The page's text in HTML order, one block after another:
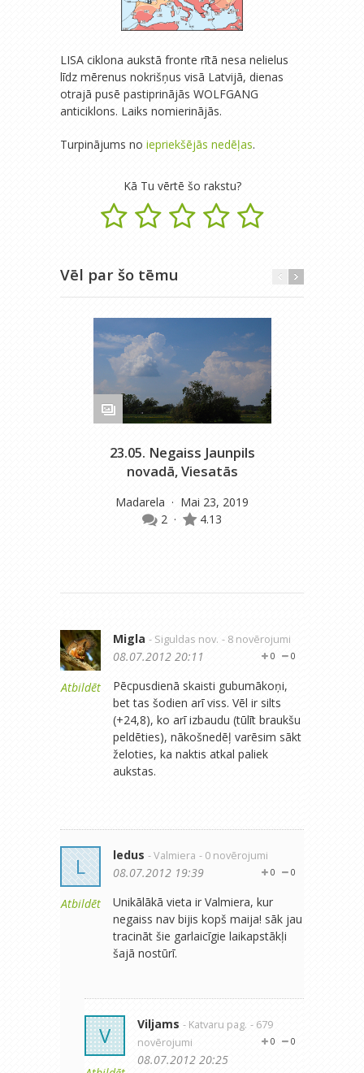
LISA ciklona aukstā fronte rītā nesa nelielus
līdz mērenus nokrišņus visā Latvijā, dienas
otrajā pusē pastiprinājās WOLFGANG
anticiklons. Laiks nomierinājās.
Turpinājums no iepriekšējās nedēļas.
Kā Tu vērtē šo rakstu?
Vēl par šo tēmu
23.05. Negaiss Jaunpils
novadā, Viesatās
Madarela · Mai 23, 2019
2 · 4.13
Atbildēt
Migla - Siguldas nov. - 8 novērojumi
0
0
08.07.2012 20:11
Pēcpusdienā skaisti gubumākoņi,
bet tas šodien arī viss. Vēl ir silts
(+24,8), ko arī izbaudu (tūlīt braukšu
peldēties), nākošnedēļ varēsim sākt
želoties, ka naktis atkal paliek
aukstas.
L
Atbildēt
ledus - Valmiera - 0 novērojumi
0
0
08.07.2012 19:39
Unikālākā vieta ir Valmiera, kur
negaiss nav bijis kopš maija! sāk jau
tracināt šie garlaicīgie laikapstākļi
šajā nostūrī.
V Viljams - Katvaru pag. - 679
novērojumi
0
0
08.07.2012 20:25